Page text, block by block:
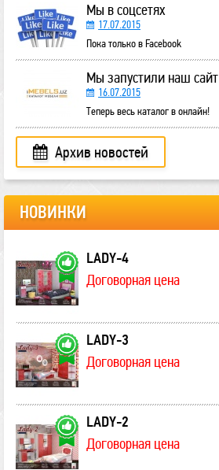
Мы в соцсетях
17.07.2015
Пока только в Facebook
Мы запустили наш сайт
16.07.2015
Теперь весь каталог в онлайн!
Архив новостей
НОВИНКИ
LADY-4
Договорная цена
LADY-3
Договорная цена
LADY-2
Договорная цена